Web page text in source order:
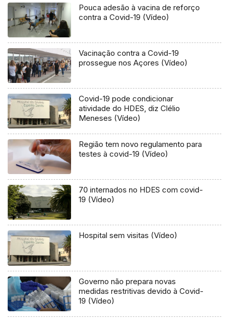
Pouca adesão à vacina de reforço
contra a Covid-19 (Vídeo)
Vacinação contra a Covid-19
prossegue nos Açores (Vídeo)
Covid-19 pode condicionar
atividade do HDES, diz Clélio
Meneses (Vídeo)
Região tem novo regulamento para
testes à covid-19 (Vídeo)
70 internados no HDES com covid-
19 (Vídeo)
Hospital sem visitas (Vídeo)
Governo não prepara novas
medidas restritivas devido à Covid-
19 (Vídeo)